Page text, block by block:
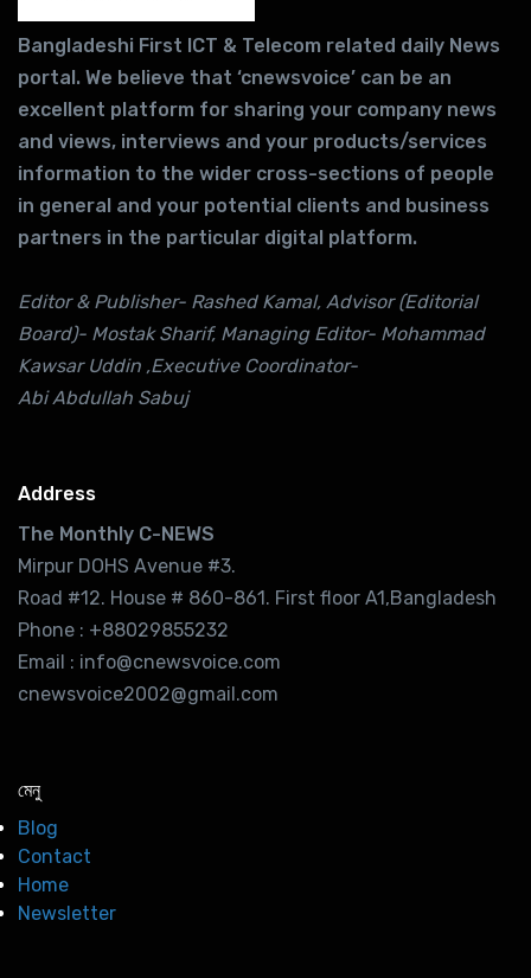
Bangladeshi First ICT & Telecom related daily News
portal. We believe that ‘cnewsvoice’ can be an
excellent platform for sharing your company news
and views, interviews and your products/services
information to the wider cross-sections of people
in general and your potential clients and business
partners in the particular digital platform.
Editor & Publisher- Rashed Kamal, Advisor (Editorial
Board)- Mostak Sharif, Managing Editor- Mohammad
Kawsar Uddin ,Executive Coordinator-
Abi Abdullah Sabuj
Address
The Monthly C-NEWS
Mirpur DOHS Avenue #3.
Road #12. House # 860-861. First floor A1,Bangladesh
Phone : +88029855232
Email : info@cnewsvoice.com
cnewsvoice2002@gmail.com
মেনু
Blog
Contact
Home
Newsletter